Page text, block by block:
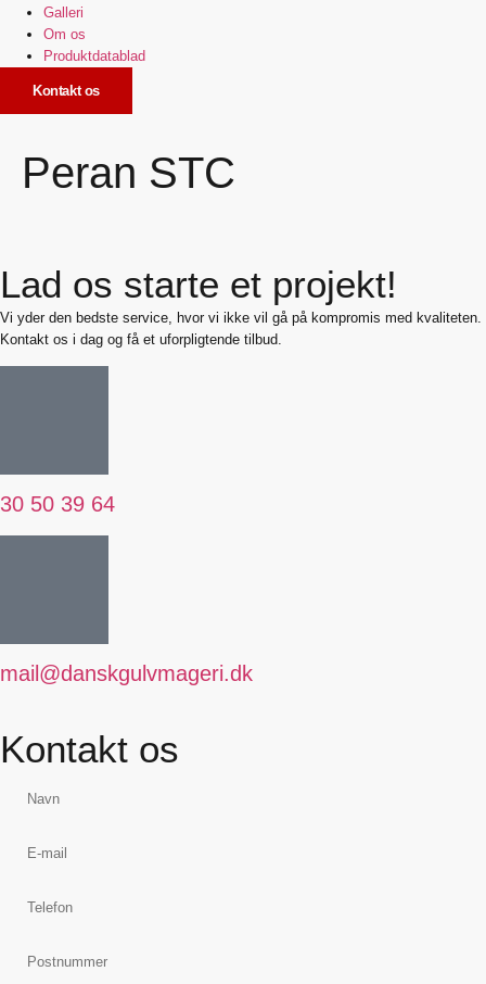
Galleri
Om os
Produktdatablad
Kontakt os
Peran STC
Lad os starte et projekt!
Vi yder den bedste service, hvor vi ikke vil gå på kompromis med kvaliteten.
Kontakt os i dag og få et uforpligtende tilbud.
30 50 39 64
mail@danskgulvmageri.dk
Kontakt os